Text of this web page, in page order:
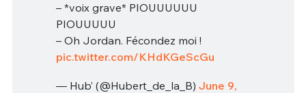
– *voix grave* PIOUUUUUU
PIOUUUUU
– Oh Jordan. Fécondez moi !
pic.twitter.com/KHdKGeScGu
— Hub’ (@Hubert_de_la_B) June 9,